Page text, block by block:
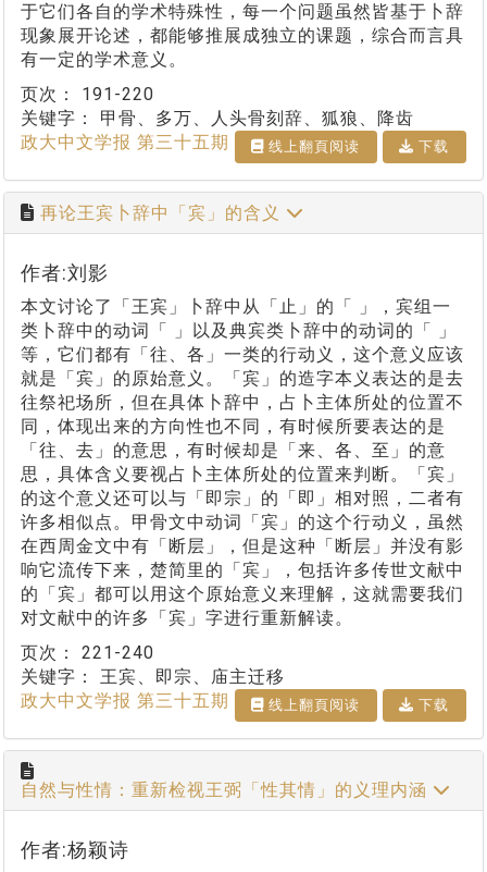
于它们各自的学术特殊性，每一个问题虽然皆基于卜辞
现象展开论述，都能够推展成独立的课题，综合而言具
有一定的学术意义。
页次： 191-220
关键字： 甲骨、多万、人头骨刻辞、狐狼、降齿
政大中文学报 第三十五期
线上翻⾴阅读 下载
再论王宾卜辞中「宾」的含义
作者:刘影
本文讨论了「王宾」卜辞中从「止」的「 」，宾组一
类卜辞中的动词「 」以及典宾类卜辞中的动词的「 」
等，它们都有「往、各」一类的行动义，这个意义应该
就是「宾」的原始意义。「宾」的造字本义表达的是去
往祭祀场所，但在具体卜辞中，占卜主体所处的位置不
同，体现出来的方向性也不同，有时候所要表达的是
「往、去」的意思，有时候却是「来、各、至」的意
思，具体含义要视占卜主体所处的位置来判断。「宾」
的这个意义还可以与「即宗」的「即」相对照，二者有
许多相似点。甲骨文中动词「宾」的这个行动义，虽然
在西周金文中有「断层」，但是这种「断层」并没有影
响它流传下来，楚简里的「宾」，包括许多传世文献中
的「宾」都可以用这个原始意义来理解，这就需要我们
对文献中的许多「宾」字进行重新解读。
页次： 221-240
关键字： 王宾、即宗、庙主迁移
政大中文学报 第三十五期
线上翻⾴阅读 下载
自然与性情：重新检视王弼「性其情」的义理内涵
作者:杨颖诗